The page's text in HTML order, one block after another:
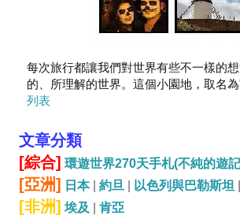
每次旅行都讓我們對世界有些不一樣的
的、所理解的世界。這個小園地，取名
列表
文章分類
[綜合] 環遊世界270天手札(不純的遊
[亞洲] 日本| 約旦 以色列與巴勒斯坦
[非洲] 埃及 肯亞